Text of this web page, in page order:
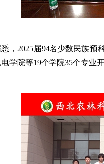
悉，2025届94名少数民族预
学院等19个学院35个专业